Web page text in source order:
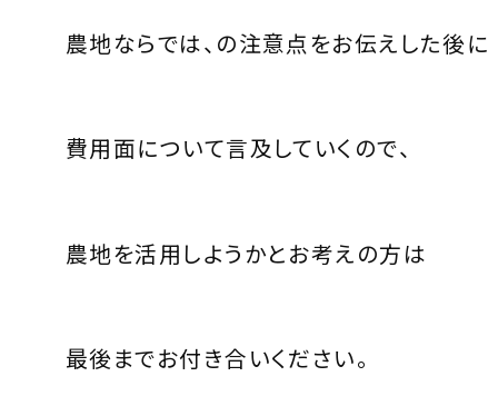
農地ならでは、の注意点をお伝えした後に
費用面について言及していくので、
農地を活用しようかとお考えの方は
最後までお付き合いください。